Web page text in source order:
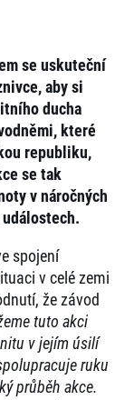
se uskuteční
aby si
ducha
které
republiku,
se tak
v náročných
spojení
v celé zemi
že závod
tuto akci
v jejím úsilí
ruku
průběh akce.